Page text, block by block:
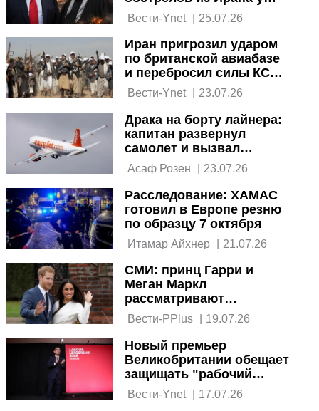
США нехватка ракет ПВО
Вести-Ynet | 25.07.26
Иран пригрозил ударом
по британской авиабазе
и перебросил силы КСИР
в Йемен
Вести-Ynet 23.07.26
Драка на борту лайнера:
капитан развернул
самолет и вызвал
полицию
| 23.07.26
Расследование: ХАМАС
готовил в Европе резню
по образцу 7 октября
Итамар Айхнер | 21.07.26
СМИ: принц Гарри и
Меган Маркл
рассматривают
возможность
возвращения в
Великобританию
Вести-PPlus 19.07.26
Новый премьер
Великобритании обещает
защищать "рабочий
класс" и давить на
Израиль
Вести-Ynet | 17.07.26